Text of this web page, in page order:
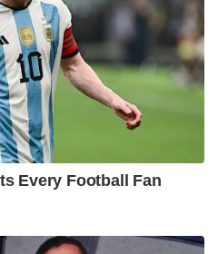
കഴിവുകളെ
2025 ൽ മികച്ച
കന്നി ട്രോഫി
വഹിച്ചു. 14
വീഴ്ത്തി